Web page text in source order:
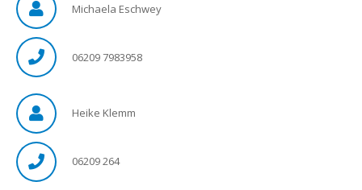
Michaela Eschwey
06209 7983958
Heike Klemm
06209 264